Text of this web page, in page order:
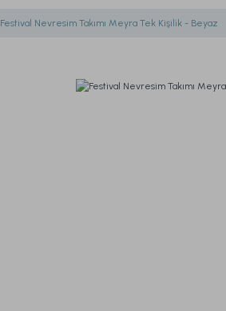
Festival Nevresim Takımı Meyra Tek Kişilik - Beyaz